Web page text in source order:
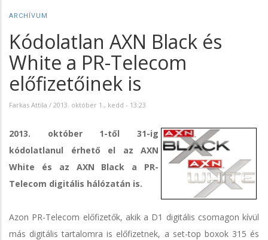
ARCHÍVUM
Kódolatlan AXN Black és
White a PR-Telecom
előfizetőinek is
Farkas Attila / 2013. október 1., kedd - 13:23
2013. október 1-től 31-ig
kódolatlanul érhető el az AXN
White és az AXN Black a PR-
Telecom digitális hálózatán is.
Azon PR-Telecom előfizetők, akik a D1 digitális csomagon kívül
más digitális tartalomra is előfizetnek, a set-top boxok 315 és